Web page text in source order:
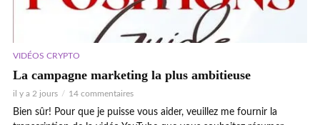
VIDÉOS CRYPTO
La campagne marketing la plus ambitieuse
il y a 2 jours 14 commentaires
Bien sûr! Pour que je puisse vous aider, veuillez me fournir la